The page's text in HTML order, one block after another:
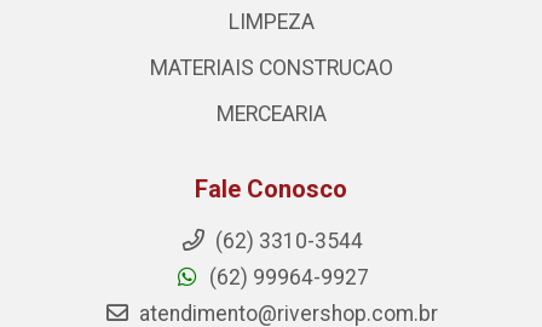
LIMPEZA
MATERIAIS CONSTRUCAO
MERCEARIA
Fale Conosco
(62) 3310-3544
(62) 99964-9927
atendimento@rivershop.com.br